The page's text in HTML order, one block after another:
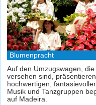
Blumenpracht
Auf den Umzugswagen,
versehen sind,
hochwertigen,
Musik und Tanzgruppen
auf Madeira.